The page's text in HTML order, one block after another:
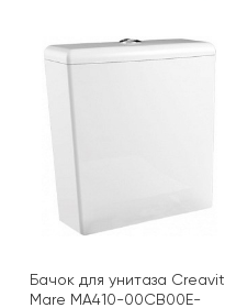
Бачок для унитаза Creavit
Mare MA410-00CB00E-